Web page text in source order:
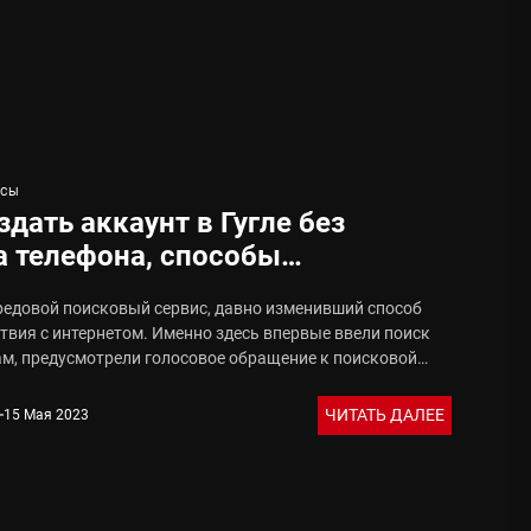
аккаунт в Гугле без
телефона, способы
поисковый сервис, давно изменивший способ
с интернетом. Именно здесь впервые ввели поиск
предусмотрели голосовое обращение к поисковой
15 Мая 2023 ЧИТАТЬ ДАЛЕЕ